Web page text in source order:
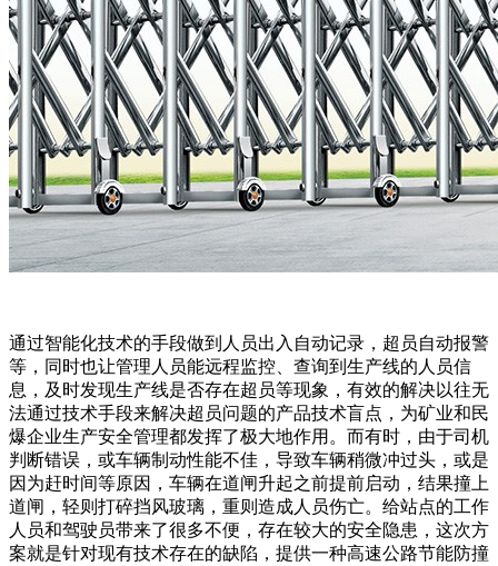
通过智能化技术的手段做到人员出入自动记录，超员自动报警
等，同时也让管理人员能远程监控、查询到生产线的人员信
息，及时发现生产线是否存在超员等现象，有效的解决以往无
法通过技术手段来解决超员问题的产品技术盲点，为矿业和民
爆企业生产安全管理都发挥了极大地作用。而有时，由于司机
判断错误，或车辆制动性能不佳，导致车辆稍微冲过头，或是
因为赶时间等原因，车辆在道闸升起之前提前启动，结果撞上
道闸，轻则打碎挡风玻璃，重则造成人员伤亡。给站点的工作
人员和驾驶员带来了很多不便，存在较大的安全隐患，这次方
案就是针对现有技术存在的缺陷，提供一种高速公路节能防撞